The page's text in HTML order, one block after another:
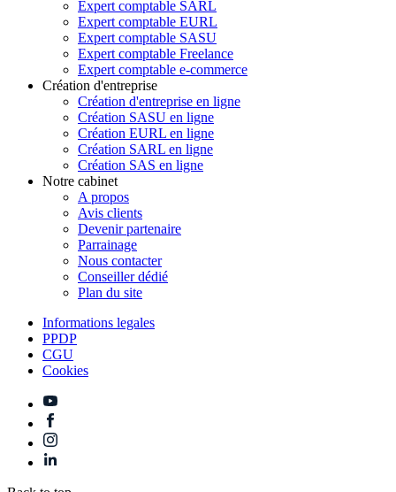
Expert comptable SARL
Expert comptable EURL
Expert comptable SASU
Expert comptable Freelance
Expert comptable e-commerce
Création d'entreprise
Création d'entreprise en ligne
Création SASU en ligne
Création EURL en ligne
Création SARL en ligne
Création SAS en ligne
Notre cabinet
A propos
Avis clients
Devenir partenaire
Parrainage
Nous contacter
Conseiller dédié
Plan du site
Informations legales
PPDP
CGU
Cookies